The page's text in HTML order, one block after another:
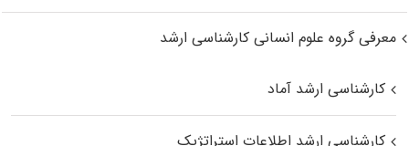
معرفی گروه علوم انسانی کارشناسی ارشد
کارشناسی ارشد آماد
کارشناسی ارشد اطلاعات استراتژیک